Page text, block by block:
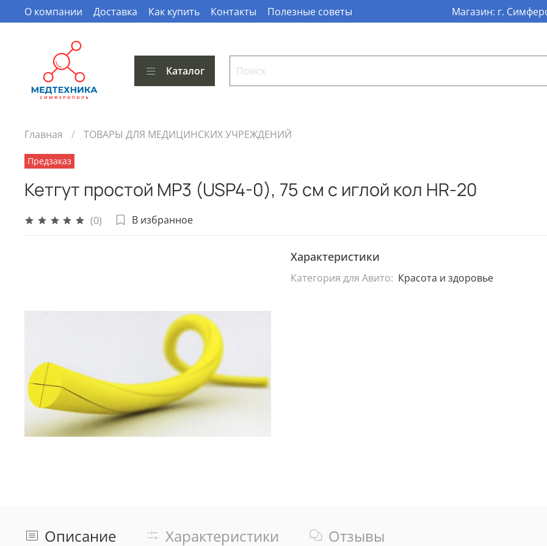
О компании Доставка Как купить Контакты Полезные советы Магазин: г.
Каталог
Главная ТОВАРЫ ДЛЯ МЕДИЦИНСКИХ УЧРЕЖДЕНИЙ
Предзаказ
Кетгут простой МР3 (USP4-0), 75 см с иглой кол HR-20
(0) В избранное
Характеристики
Категория для Авито: Красота и здоровье
Описание Характеристики Отзывы